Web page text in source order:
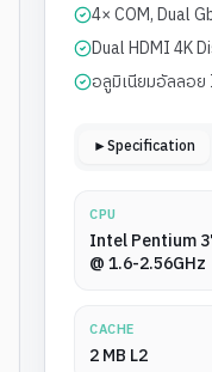
4× COM, Dual
Dual HDMI 4K
อลูมิเนียมอัลลอ
►Specification
CPU
Intel Pentium
@ 1.6-2.56GHz
CACHE
2 MB L2